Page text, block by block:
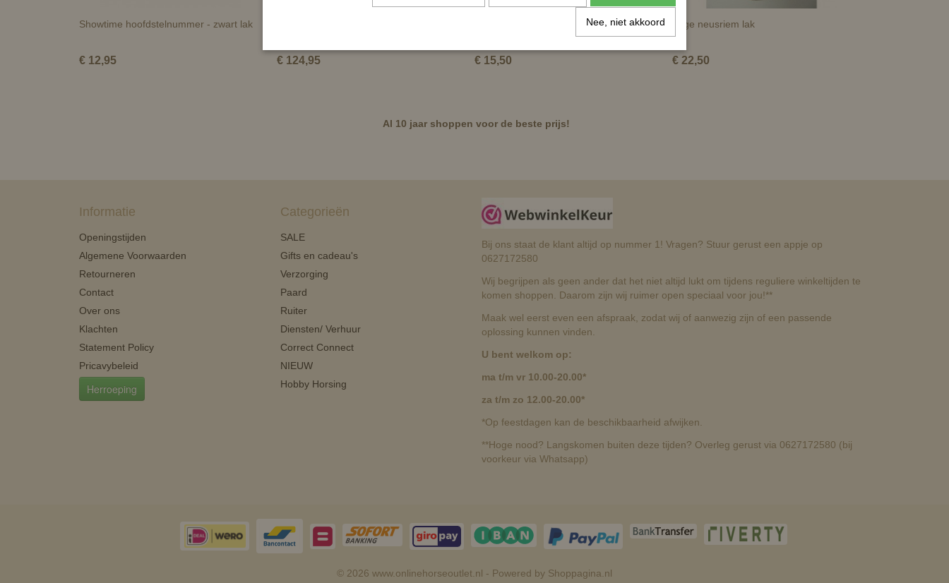
Showtime hoofdstelnummer - zwart lak
€ 12,95 € 124,95 € 15,50
Lage neusriem lak
€ 22,50
Al 10 jaar shoppen voor de beste prijs!
Informatie
Openingstijden
Algemene Voorwaarden
Retourneren
Contact
Over ons
Klachten
Statement Policy
Pricavybeleid
Herroeping
Categorieën
SALE
Gifts en cadeau's
Verzorging
Paard
Ruiter
Diensten/ Verhuur
Correct Connect
NIEUW
Hobby Horsing
Bij ons staat de klant altijd op nummer 1! Vragen? Stuur gerust een appje op
0627172580
Wij begrijpen als geen ander dat het niet altijd lukt om tijdens reguliere winkeltijden te
komen shoppen. Daarom zijn wij ruimer open speciaal voor jou!**
Maak wel eerst even een afspraak, zodat wij of aanwezig zijn of een passende
oplossing kunnen vinden.
U bent welkom op:
ma t/m vr 10.00-20.00*
za t/m zo 12.00-20.00*
*Op feestdagen kan de beschikbaarheid afwijken.
**Hoge nood? Langskomen buiten deze tijden? Overleg gerust via 0627172580 (bij
voorkeur via Whatsapp)
© 2026 www.onlinehorseoutlet.nl - Powered by Shoppagina.nl
Nee, niet akkoord